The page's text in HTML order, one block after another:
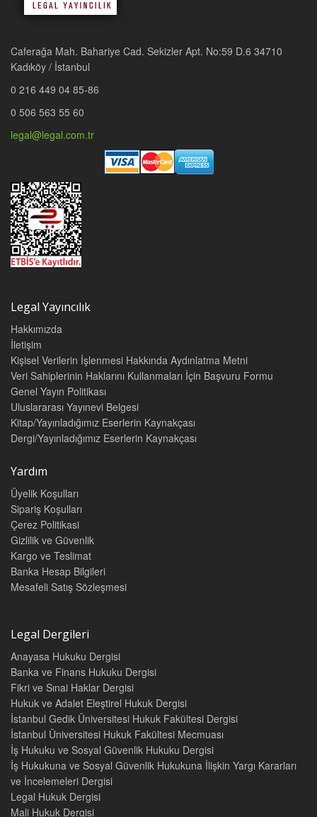
CEZA HUKUKU GENEL HÜKÜMLER-ÖZEL HÜKÜMLER VE
CEZA USUL HUKUKU HMGS ÇALIŞMA SORULARI
Caferağa Mah. Bahariye Cad. Sekizler Apt. No:59 D.6 34710
Kadıköy / İstanbul
0 216 449 04 85-86
0 506 563 55 60
legal@legal.com.tr
Legal Yayıncılık
Hakkımızda
İletişim
Kişisel Verilerin İşlenmesi Hakkında Aydınlatma Metni
Veri Sahiplerinin Haklarını Kullanmaları İçin Başvuru Formu
Genel Yayın Politikası
Uluslararası Yayınevi Belgesi
Kitap/Yayınladığımız Eserlerin Kaynakçası
Dergi/Yayınladığımız Eserlerin Kaynakçası
Yardım
Üyelik Koşulları
Sipariş Koşulları
Çerez Politikasi
Gizlilik ve Güvenlik
Kargo ve Teslimat
Banka Hesap Bilgileri
Mesafeli Satış Sözleşmesi
Legal Dergileri
Anayasa Hukuku Dergisi
Banka ve Finans Hukuku Dergisi
Fikri ve Sınai Haklar Dergisi
Hukuk ve Adalet Eleştirel Hukuk Dergisi
İstanbul Gedik Üniversitesi Hukuk Fakültesi Dergisi
İstanbul Üniversitesi Hukuk Fakültesi Mecmuası
İş Hukuku ve Sosyal Güvenlik Hukuku Dergisi
İş Hukukuna ve Sosyal Güvenlik Hukukuna İlişkin Yargı Kararları
ve İncelemeleri Dergisi
Legal Hukuk Dergisi
Mali Hukuk Dergisi